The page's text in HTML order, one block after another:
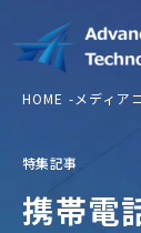
HOME メディア
特集記事
携帯電